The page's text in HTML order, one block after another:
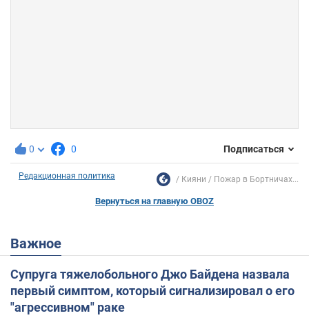
0 0 Подписаться
Редакционная политика Кияни Пожар в Бортничах...
Вернуться на главную OBOZ
Важное
Супруга тяжелобольного Джо Байдена назвала
первый симптом, который сигнализировал о его
"агрессивном" раке